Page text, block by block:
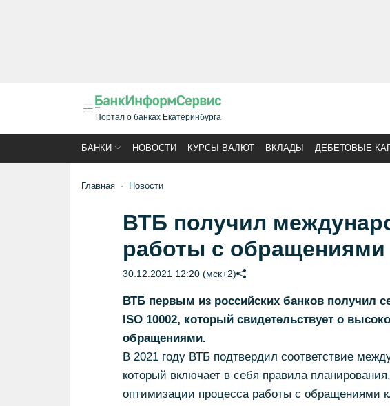
Портал о банках Екатеринбурга
БАНКИ НОВОСТИ КУРСЫ ВАЛЮТ ВКЛАДЫ ДЕБЕТОВЫЕ
Главная Новости
ВТБ получил
работы с обращениями
30.12.2021 12:20 (мск+2)
ВТБ первым из российских банков получил
ISO 10002, который свидетельствует о
обращениями.
В 2021 году ВТБ подтвердил соответствие
который включает в себя правила
оптимизации процесса работы с обращениями